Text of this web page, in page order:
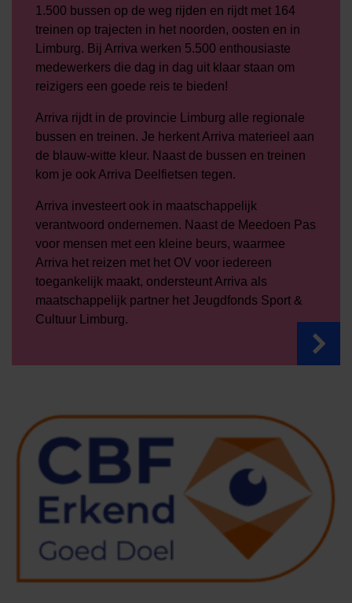
1.500 bussen op de weg rijden en rijdt met 164
treinen op trajecten in het noorden, oosten en in
Limburg. Bij Arriva werken 5.500 enthousiaste
medewerkers die dag in dag uit klaar staan om
reizigers een goede reis te bieden!
Arriva rijdt in de provincie Limburg alle regionale
bussen en treinen. Je herkent Arriva materieel aan
de blauw-witte kleur. Naast de bussen en treinen
kom je ook Arriva Deelfietsen tegen.
Arriva investeert ook in maatschappelijk
verantwoord ondernemen. Naast de Meedoen Pas
voor mensen met een kleine beurs, waarmee
Arriva het reizen met het OV voor iedereen
toegankelijk maakt, ondersteunt Arriva als
maatschappelijk partner het Jeugdfonds Sport &
Cultuur Limburg.